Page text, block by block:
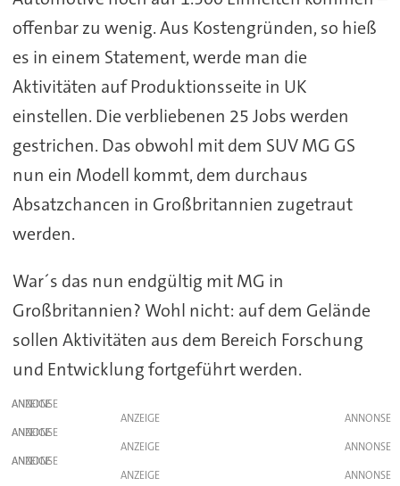
offenbar zu wenig. Aus Kostengründen, so hieß
es in einem Statement, werde man die
Aktivitäten auf Produktionsseite in UK
einstellen. Die verbliebenen 25 Jobs werden
gestrichen. Das obwohl mit dem SUV MG GS
nun ein Modell kommt, dem durchaus
Absatzchancen in Großbritannien zugetraut
werden.
War´s das nun endgültig mit MG in
Großbritannien? Wohl nicht: auf dem Gelände
sollen Aktivitäten aus dem Bereich Forschung
und Entwicklung fortgeführt werden.
ANZEIGE
ANZEIGE
ANZEIGE
ANZEIGE
ANZEIGE
ANZEIGE